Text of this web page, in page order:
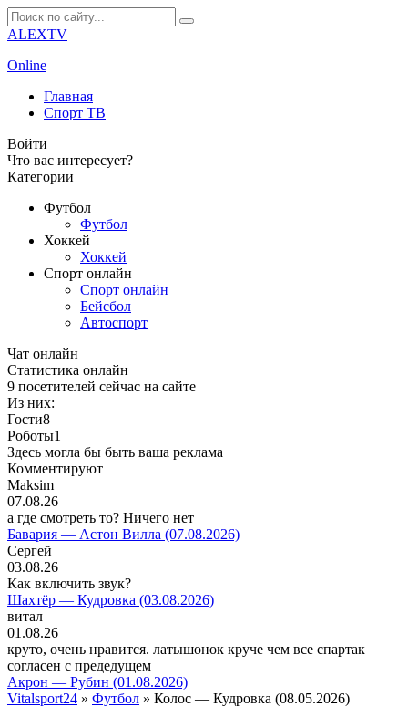
ALEXTV
Online
Главная
Спорт ТВ
Войти
Что вас интересует?
Категории
Футбол
Футбол
Хоккей
Хоккей
Спорт онлайн
Спорт онлайн
Бейсбол
Автоспорт
Чат онлайн
Cтатистика онлайн
9 посетителей сейчас на сайте
Из них:
Гости8
Роботы1
Здесь могла бы быть ваша реклама
Комментируют
Maksim
07.08.26
а где смотреть то? Ничего нет
Бавария — Астон Вилла (07.08.2026)
Сергей
03.08.26
Как включить звук?
Шахтёр — Кудровка (03.08.2026)
витал
01.08.26
круто, очень нравится. латышонок круче чем все спартак
согласен с предедущем
Акрон — Рубин (01.08.2026)
Vitalsport24 » Футбол » Колос — Кудровка (08.05.2026)